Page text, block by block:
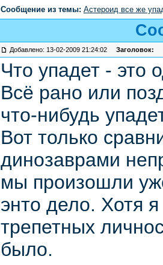
Сообщение из темы: Астероид все же
Добавлено: 13-02-2009 21:24:02 Заголовок:
Что упадет - это
Всё рано или
что-нибудь
Вот только
динозаврами
мы произошли
энто дело. Хотя
трепетных
было.